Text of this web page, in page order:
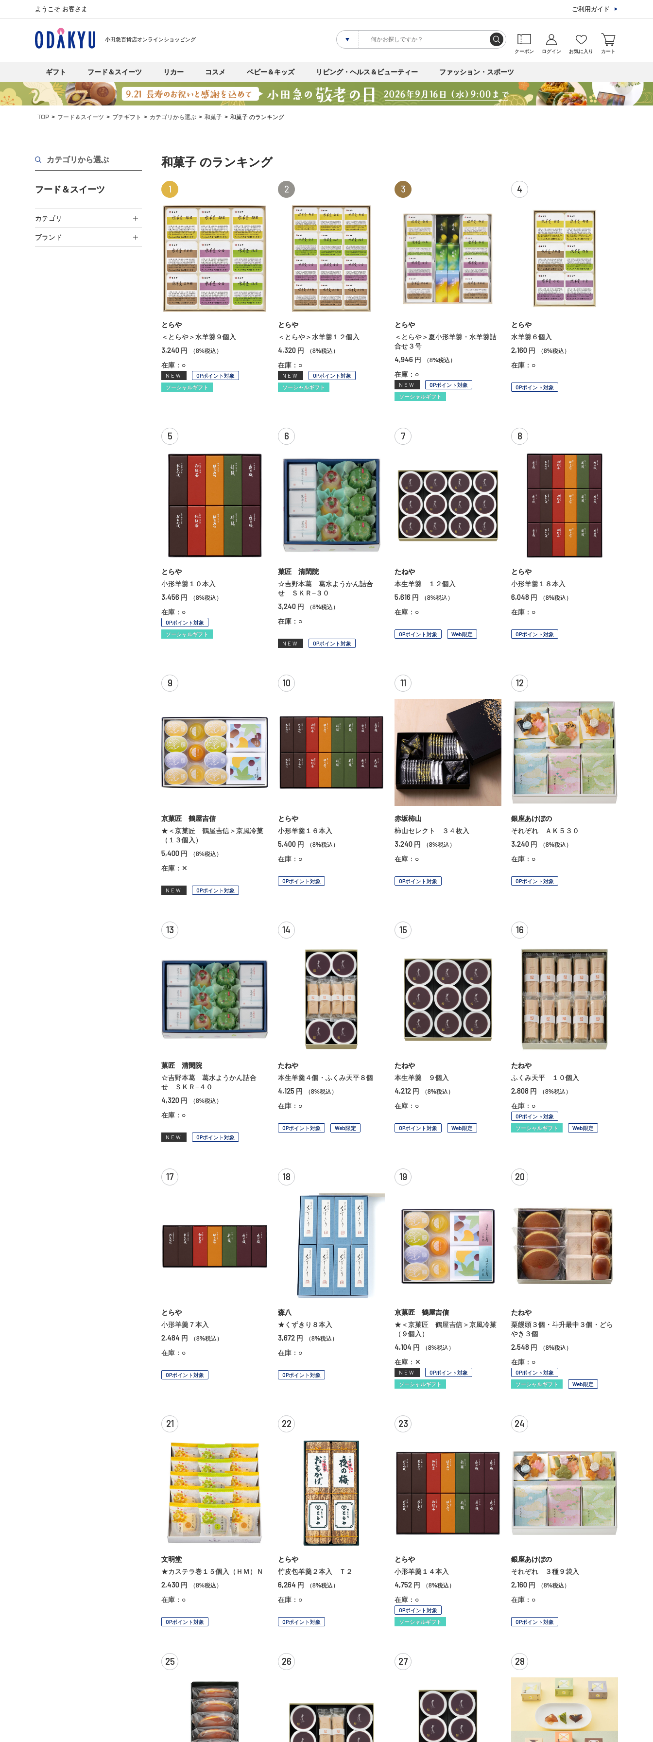
ようこそ お客さま ご利用ガイド
小田急百貨店オンラインショッピング
クーポン ログイン お気に入り カート
ギフト フード＆スイーツ リカー コスメ ベビー＆キッズ リビング・ヘルス＆ビューティー ファッション・スポーツ
TOP フード＆スイーツ プチギフト カテゴリから選ぶ 和菓子 和菓子 のランキング
カテゴリから選ぶ
フード＆スイーツ
カテゴリ
ブランド
和菓子 のランキング
1
とらや
＜とらや＞水羊羹９個入
3,240 円 （8%税込）
在庫：○
NEW
OPポイント対象
ソーシャルギフト
2
とらや
＜とらや＞水羊羹１２個入
4,320 円 （8%税込）
在庫：○
NEW
OPポイント対象
ソーシャルギフト
3
とらや
＜とらや＞夏小形羊羹・水羊羹詰
合せ３号
4,946 円 （8%税込）
在庫：○
NEW
OPポイント対象
ソーシャルギフト
4
とらや
水羊羹６個入
2,160 円 （8%税込）
在庫：○
OPポイント対象
5
とらや
小形羊羹１０本入
3,456 円 （8%税込）
在庫：○
OPポイント対象
ソーシャルギフト
6
菓匠 清閑院
☆吉野本葛 葛水ようかん詰合
せ ＳＫＲ−３０
3,240 円 （8%税込）
在庫：○
NEW OPポイント対象
7
たねや
本生羊羹 １２個入
5,616 円 （8%税込）
在庫：○
OPポイント対象 Web限定
8
とらや
小形羊羹１８本入
6,048 円 （8%税込）
在庫：○
OPポイント対象
9
京菓匠 鶴屋吉信
★＜京菓匠 鶴屋吉信＞京風冷菓
（１３個入）
5,400 円 （8%税込）
在庫：✕
NEW OPポイント対象
10
とらや
小形羊羹１６本入
5,400 円 （8%税込）
在庫：○
OPポイント対象
11
赤坂柿山
柿山セレクト ３４枚入
3,240 円 （8%税込）
在庫：○
OPポイント対象
12
銀座あけぼの
それぞれ ＡＫ５３０
3,240 円 （8%税込）
在庫：○
OPポイント対象
13
菓匠 清閑院
☆吉野本葛 葛水ようかん詰合
せ ＳＫＲ−４０
4,320 円 （8%税込）
在庫：○
NEW OPポイント対象
14
たねや
本生羊羹４個・ふくみ天平８個
4,125 円 （8%税込）
在庫：○
OPポイント対象 Web限定
15
たねや
本生羊羹 ９個入
4,212 円 （8%税込）
在庫：○
OPポイント対象 Web限定
16
たねや
ふくみ天平 １０個入
2,808 円 （8%税込）
在庫：○
OPポイント対象
ソーシャルギフト
Web限定
17
とらや
小形羊羹７本入
2,484 円 （8%税込）
在庫：○
OPポイント対象
18
森八
★くずきり８本入
3,672 円 （8%税込）
在庫：○
OPポイント対象
19
京菓匠 鶴屋吉信
★＜京菓匠 鶴屋吉信＞京風冷菓
（９個入）
4,104 円 （8%税込）
在庫：✕
NEW
OPポイント対象
ソーシャルギフト
20
たねや
栗饅頭３個・斗升最中３個・どら
やき３個
2,548 円 （8%税込）
在庫：○
OPポイント対象
ソーシャルギフト
Web限定
21
文明堂
★カステラ巻１５個入（ＨＭ）Ｎ
2,430 円 （8%税込）
在庫：○
OPポイント対象
22
とらや
竹皮包羊羹２本入 Ｔ２
6,264 円 （8%税込）
在庫：○
OPポイント対象
23
とらや
小形羊羹１４本入
4,752 円 （8%税込）
在庫：○
OPポイント対象
ソーシャルギフト
24
銀座あけぼの
それぞれ ３種９袋入
2,160 円 （8%税込）
在庫：○
OPポイント対象
25 26 27 28